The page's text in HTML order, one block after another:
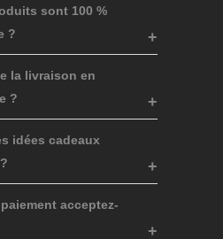
sont 100 %
?
la livraison en
?
idées cadeaux
acceptez-